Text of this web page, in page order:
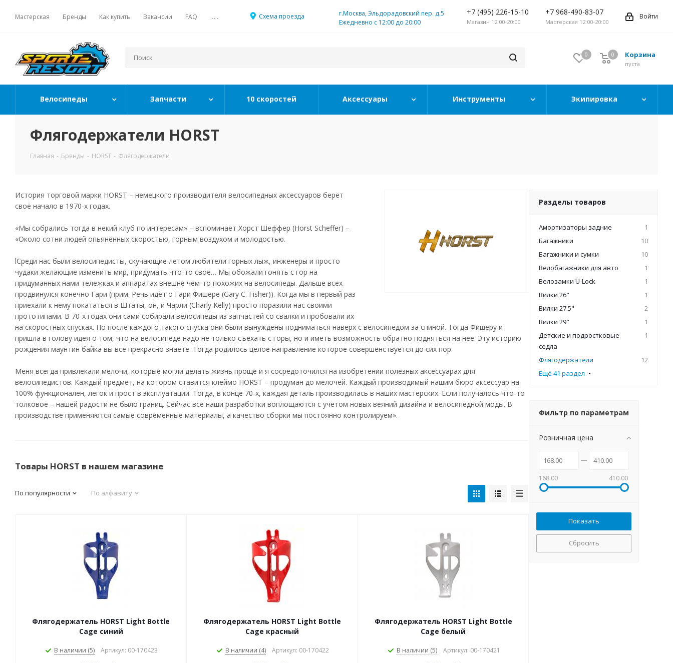
Мастерская Бренды Как купить Вакансии FAQ ... Схема проезда
г.Москва, Эльдорадовский пер. д.5
Ежедневно с 12:00 до 20:00
+7 (495) 226-15-10
Магазин 12:00-20:00
+7 968-490-83-07
Мастерская 12:00-20:00
Войти
0 Корзина
0
пуста
0
Велосипеды Запчасти 10 скоростей Аксессуары Инструменты Экипировка
Флягодержатели HORST
Главная - Бренды - HORST - Флягодержатели
История торговой марки HORST – немецкого производителя велосипедных аксессуаров берёт
своё начало в 1970-х годах.
«Мы собрались тогда в некий клуб по интересам» – вспоминает Хорст Шеффер (Horst Scheffer) –
«Около сотни людей опьянённых скоростью, горным воздухом и молодостью.
lСреди нас были велосипедисты, скучающие летом любители горных лыж, инженеры и просто
чудаки желающие изменить мир, придумать что-то своё… Мы обожали гонять с гор на
придуманных нами тележках и аппаратах внешне чем-то похожих на велосипеды. Дальше всех
продвинулся конечно Гари (прим. Речь идёт о Гари Фишере (Gary C. Fisher)). Когда мы в первый раз
приехали к нему покататься в Штаты, он, и Чарли (Charly Kelly) просто поразили нас своими
прототипами. В 70-х годах они сами собирали велосипеды из запчастей со свалки и пробовали их
на скоростных спусках. Но после каждого такого спуска они были вынуждены подниматься наверх с велосипедом за спиной. Тогда Фишеру и
пришла в голову идея о том, что на велосипеде надо не только съехать с горы, но и иметь возможность обратно подняться на нее. Эту историю
рождения маунтин байка вы все прекрасно знаете. Тогда родилось целое направление которое совершенствуется до сих пор.
Меня всегда привлекали мелочи, которые могли делать жизнь проще и я сосредоточился на изобретении полезных аксессуарах для
велосипедистов. Каждый предмет, на котором ставится клеймо HORST – продуман до мелочей. Каждый производимый нашим бюро аксессуар на
100% функционален, легок и прост в эксплуатации. Тогда, в конце 70-х, каждая деталь производилась в наших мастерских. Если получалось что-то
толковое – нашей радости не было границ. Сейчас все наши разработки воплощаются с учетом новых веяний дизайна и велосипедной моды. В
производстве применяются самые современные материалы, а качество сборки мы постоянно контролируем».
Товары HORST в нашем магазине
По популярности По алфавиту
Флягодержатель HORST Light Bottle
Cage синий
В наличии (5) Артикул: 00-170423
Флягодержатель HORST Light Bottle
Cage красный
В наличии (4) Артикул: 00-170422
Флягодержатель HORST Light Bottle
Cage белый
В наличии (5) Артикул: 00-170421
Разделы товаров
Амортизаторы задние
1
Багажники
10
Багажники и сумки
10
Велобагажники для авто
1
Велозамки U-Lock
1
Вилки 26"
1
Вилки 27.5"
2
Вилки 29"
1
Детские и подростковые
седла
1
Флягодержатели
12
Ещё 41 раздел
Фильтр по параметрам
Розничная цена
168.00 410.00
Сбросить